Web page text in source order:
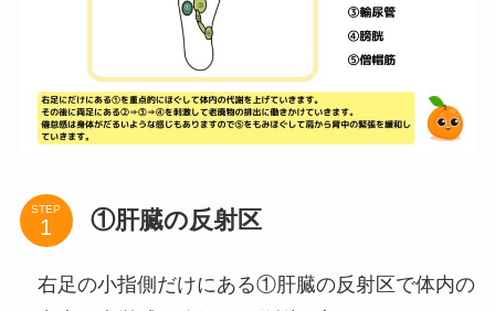
STEP ①肝臓の反射区
右足の小指側だけにある①肝臓の反射区で体内の